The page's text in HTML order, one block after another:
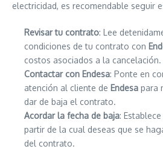
electricidad, es recomendable seguir
Revisar tu contrato: Lee
condiciones de tu contrato con
costos asociados a la cancelación.
Contactar con Endesa: Ponte en
atención al cliente de Endesa para
dar de baja el contrato.
Acordar la fecha de baja:
partir de la cual deseas que se
del contrato.